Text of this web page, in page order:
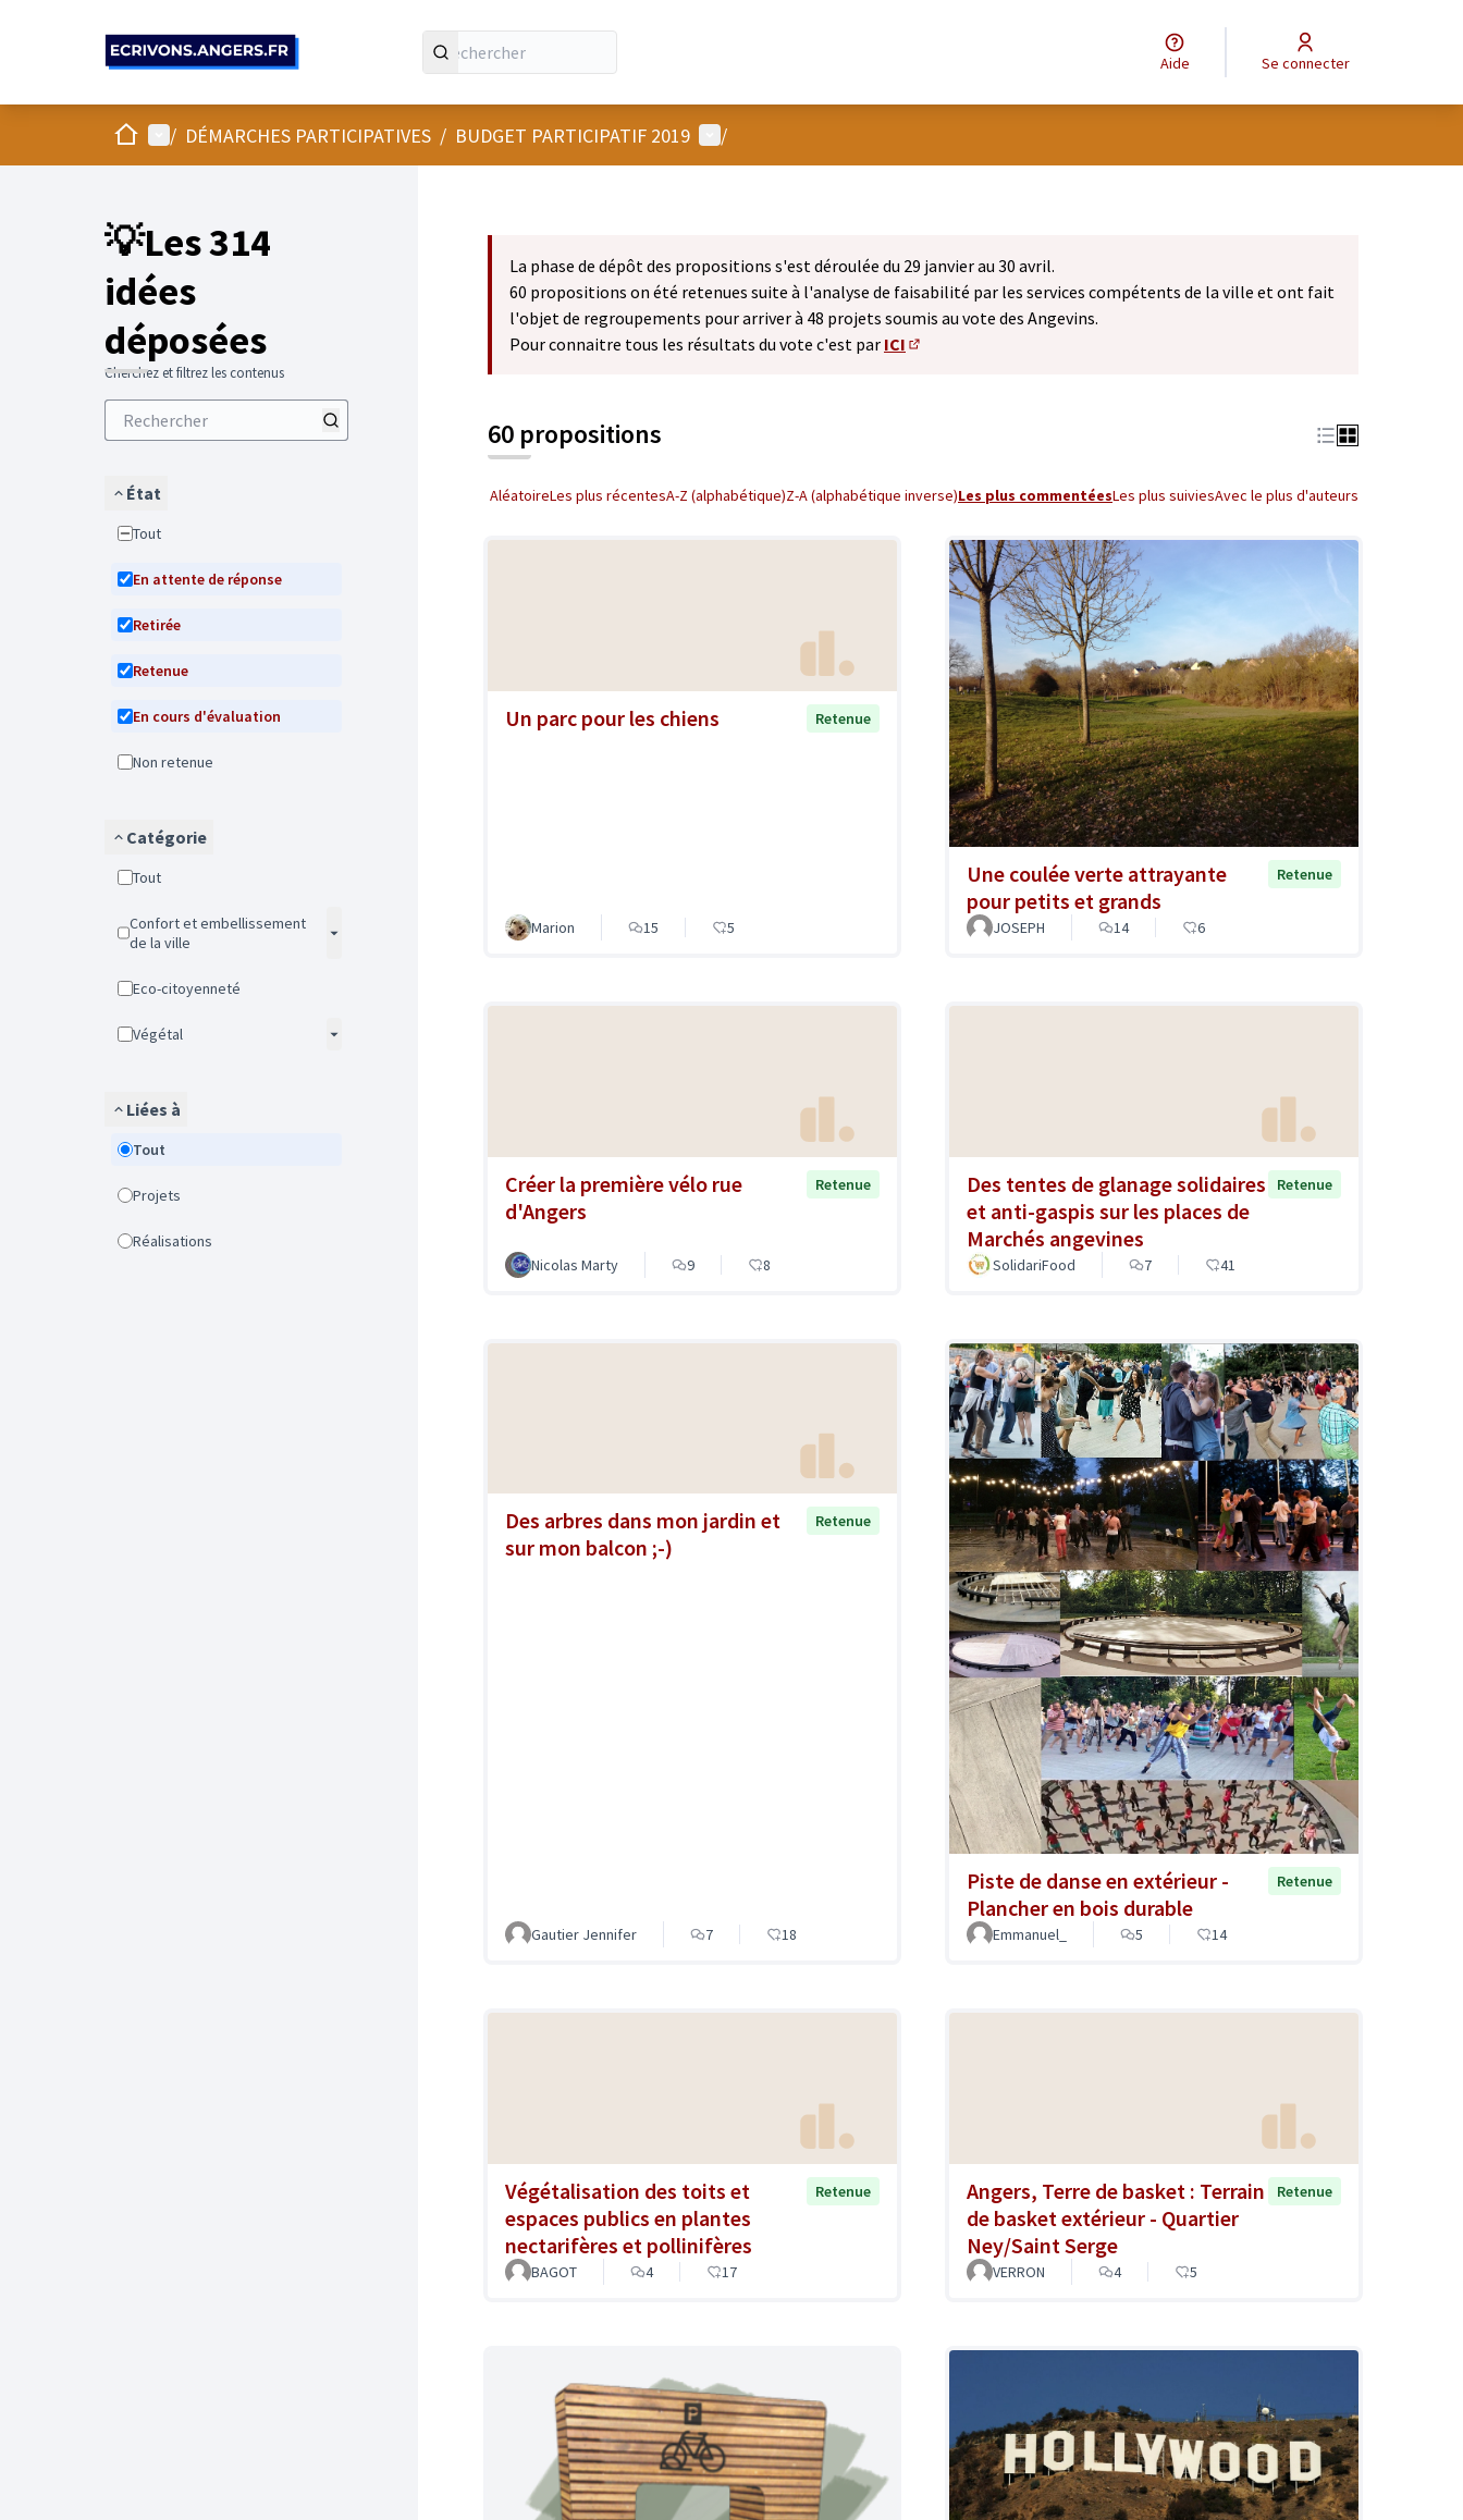
Aide Se connecter
AccueilMenu principal
/ DÉMARCHES PARTICIPATIVES / BUDGET PARTICIPATIF 2019 Menu utilisateur
/
💡Les 314
idées
déposées
Cherchez et filtrez les contenus
État
Tout
En attente de réponse
Retirée
Retenue
En cours d'évaluation
Non retenue
Catégorie
Tout
Confort et embellissement
de la ville
Eco-citoyenneté
Végétal
Liées à
Tout
Projets
Réalisations
La phase de dépôt des propositions s'est déroulée du 29 janvier au 30 avril.
60 propositions on été retenues suite à l'analyse de faisabilité par les services compétents de la ville et ont fait
l'objet de regroupements pour arriver à 48 projets soumis au vote des Angevins.
Pour connaitre tous les résultats du vote c'est par ICI
60 propositions
AléatoireLes plus récentesA-Z (alphabétique)Z-A (alphabétique inverse)Les plus commentéesLes plus suiviesAvec le plus d'auteurs
Un parc pour les chiens Retenue
Marion 15 5
Une coulée verte attrayante
pour petits et grands
Retenue
JOSEPH 14 6
Créer la première vélo rue
d'Angers
Retenue
Nicolas Marty 9 8
Des tentes de glanage solidaires
et anti-gaspis sur les places de
Marchés angevines
Retenue
SolidariFood 7 41
Des arbres dans mon jardin et
sur mon balcon ;-)
Retenue
Gautier Jennifer 7 18
Piste de danse en extérieur -
Plancher en bois durable
Retenue
Emmanuel_ 5 14
Végétalisation des toits et
espaces publics en plantes
nectarifères et pollinifères
Retenue
BAGOT 4 17
Angers, Terre de basket : Terrain
de basket extérieur - Quartier
Ney/Saint Serge
Retenue
VERRON 4 5